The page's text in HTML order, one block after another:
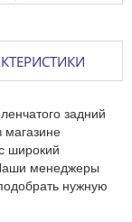
задний
магазине
широкий
менеджеры
нужную